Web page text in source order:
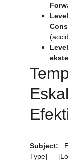
Subject:
Type] —